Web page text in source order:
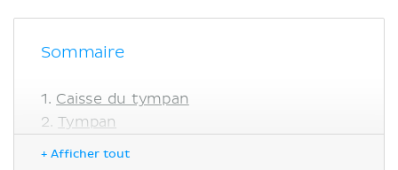
Sommaire
Caisse du tympan
Tympan
+ Afficher tout